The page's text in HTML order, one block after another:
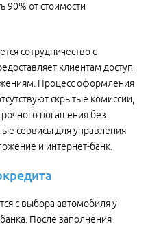
90% от стоимости
сотрудничество с
клиентам доступ
Процесс оформления
скрытые комиссии,
погашения без
сервисы для управления
и интернет-банк.
с выбора автомобиля у
После заполнения